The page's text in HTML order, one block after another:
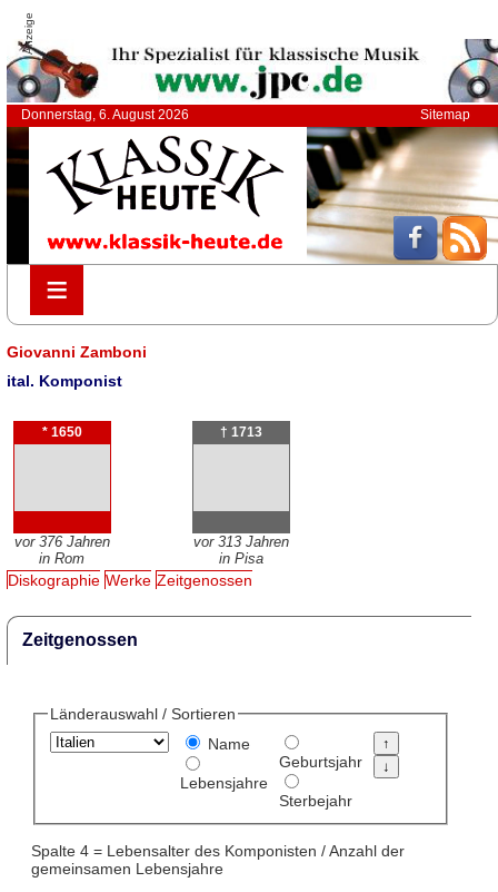
Anzeige
Donnerstag, 6. August 2026 Sitemap
≡
≡
Giovanni Zamboni
ital. Komponist
* 1650
vor 376 Jahren
in Rom
† 1713
vor 313 Jahren
in Pisa
Diskographie Werke Zeitgenossen
Zeitgenossen
Länderauswahl / Sortieren
Name
Lebensjahre
Geburtsjahr
Sterbejahr
Spalte 4 = Lebensalter des Komponisten / Anzahl der
gemeinsamen Lebensjahre